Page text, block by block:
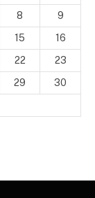
8
9
15
16
22
23
29
30